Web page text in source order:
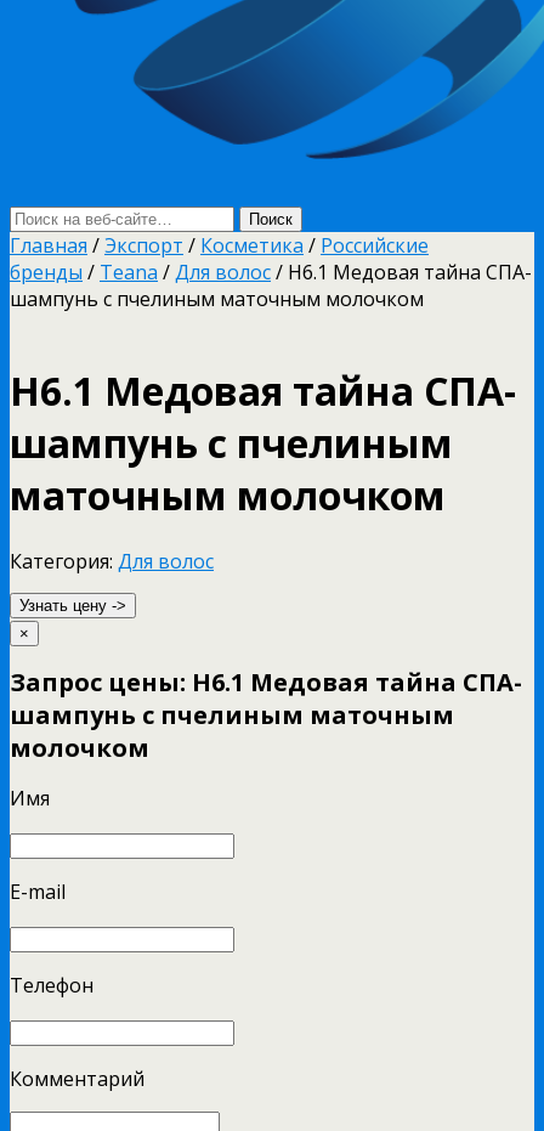
Главная /Экспорт / Косметика / Российские
бренды / Teana /Для волос/ Н6.1 Медовая тайна СПА-
шампунь с пчелиным маточным молочком
Н6.1 Медовая тайна СПА-
шампунь с пчелиным
маточным молочком
Категория: Для волос
Узнать цену ->
×
Запрос цены: Н6.1 Медовая тайна СПА-
шампунь с пчелиным маточным
молочком
Имя
E-mail
Телефон
Комментарий